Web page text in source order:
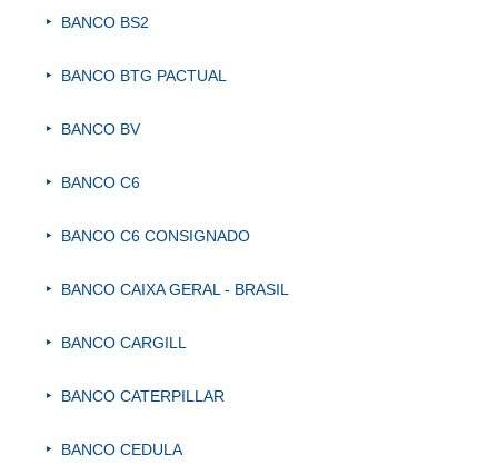
BANCO BS2
BANCO BTG PACTUAL
BANCO BV
BANCO C6
BANCO C6 CONSIGNADO
BANCO CAIXA GERAL - BRASIL
BANCO CARGILL
BANCO CATERPILLAR
BANCO CEDULA